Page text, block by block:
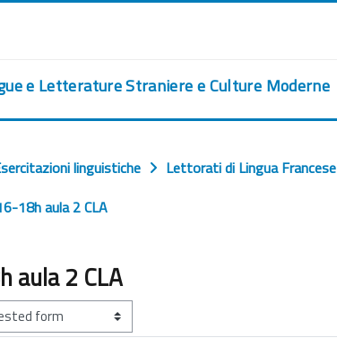
e Letterature Straniere e Culture Moderne
linguistiche Lettorati di Lingua Francese
18h aula 2 CLA
aula 2 CLA